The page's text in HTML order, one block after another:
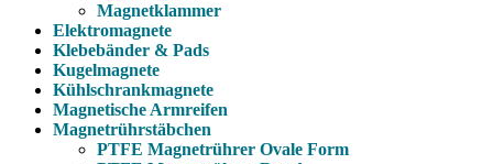
Magnetklammer
Elektromagnete
Klebebänder & Pads
Kugelmagnete
Kühlschrankmagnete
Magnetische Armreifen
Magnetrührstäbchen
PTFE Magnetrührer Ovale Form